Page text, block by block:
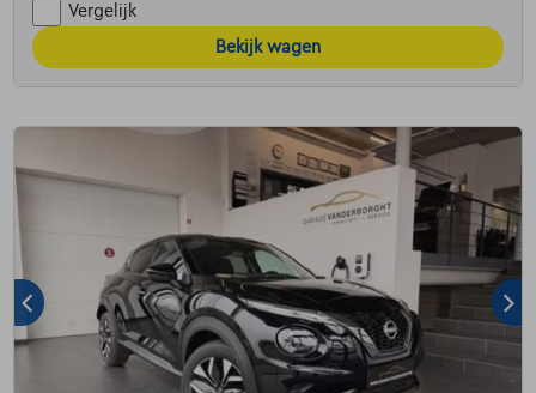
Vergelijk
Bekijk wagen